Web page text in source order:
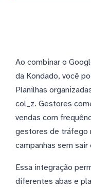
Ao combinar o
da Kondado, você
Planilhas
col_z. Gestores
vendas com
gestores de tráfego
campanhas sem
Essa integração
diferentes abas e